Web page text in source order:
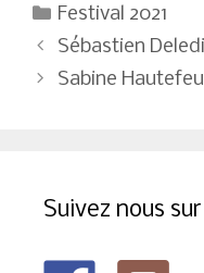
Catégories
Festival 2021
Navigation
des
Sébastien
Sabine
Suivez nous sur